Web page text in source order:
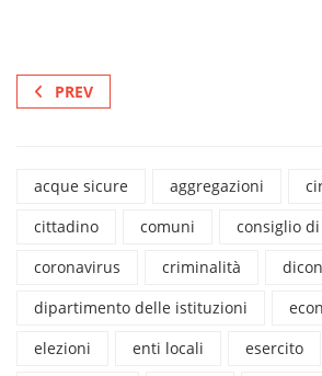
PREV
acque sicure aggregazioni
cittadino
comuni
consiglio
coronavirus
criminalità
dipartimento delle istituzioni
elezioni
enti locali esercito